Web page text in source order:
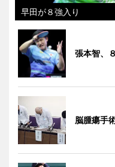
早田が８強入り
張本智、
脳腫瘍手